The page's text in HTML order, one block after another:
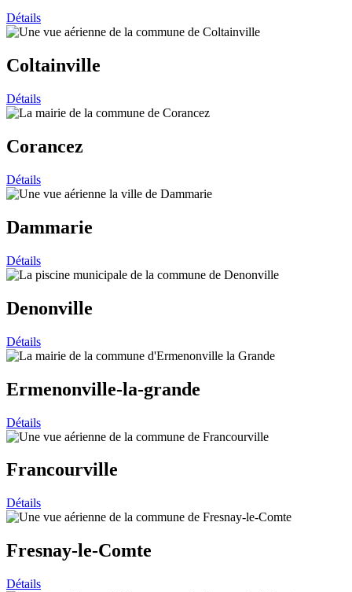
Détails
Coltainville
Détails
Corancez
Détails
Dammarie
Détails
Denonville
Détails
Ermenonville-la-grande
Détails
Francourville
Détails
Fresnay-le-Comte
Détails